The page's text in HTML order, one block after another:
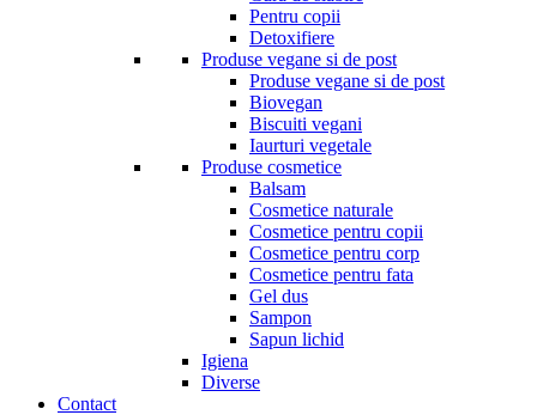
Pentru copii
Detoxifiere
Produse vegane si de post
Produse vegane si de post
Biovegan
Biscuiti vegani
Iaurturi vegetale
Produse cosmetice
Balsam
Cosmetice naturale
Cosmetice pentru copii
Cosmetice pentru corp
Cosmetice pentru fata
Gel dus
Sampon
Sapun lichid
Igiena
Diverse
Contact